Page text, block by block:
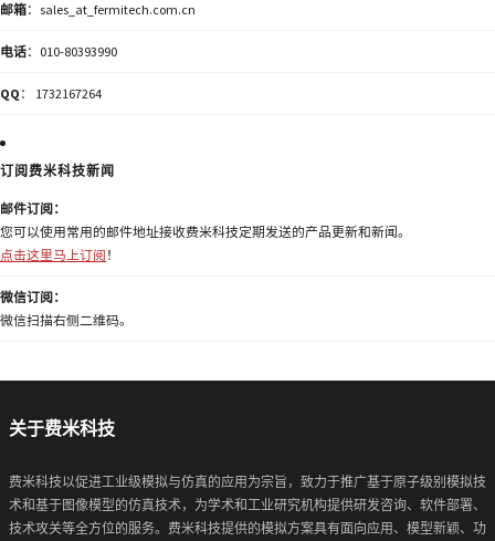
邮箱：sales_at_fermitech.com.cn
电话：010-80393990
QQ ： 1732167264
订阅费米科技新闻
邮件订阅：
您可以使用常用的邮件地址接收费米科技定期发送的产品更新和新闻。
点击这里马上订阅 ！
微信订阅：
微信扫描右侧二维码。
关于费米科技
费米科技以促进工业级模拟与仿真的应用为宗旨，致力于推广基于原子级别模拟技
术和基于图像模型的仿真技术，为学术和工业研究机构提供研发咨询、软件部署、
技术攻关等全方位的服务。费米科技提供的模拟方案具有面向应用、模型新颖、功